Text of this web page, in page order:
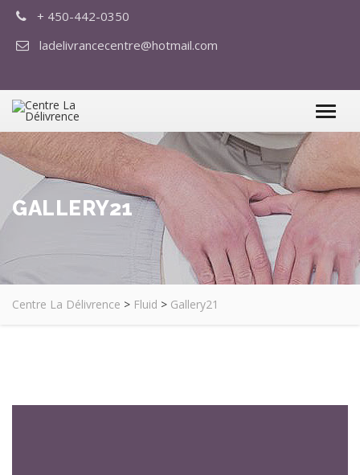
+ 450-442-0350
ladelivrancecentre@hotmail.com
GALLERY21
Centre La Délivrence > Fluid > Gallery21